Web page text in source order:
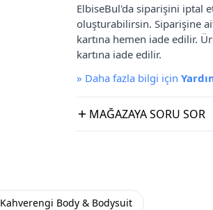
ElbiseBul'da siparişini iptal
oluşturabilirsin. Siparişine
kartına hemen iade edilir.
kartına iade edilir.
» Daha fazla bilgi için
MAĞAZAYA SORU SOR
Kahverengi Body & Bodysuit